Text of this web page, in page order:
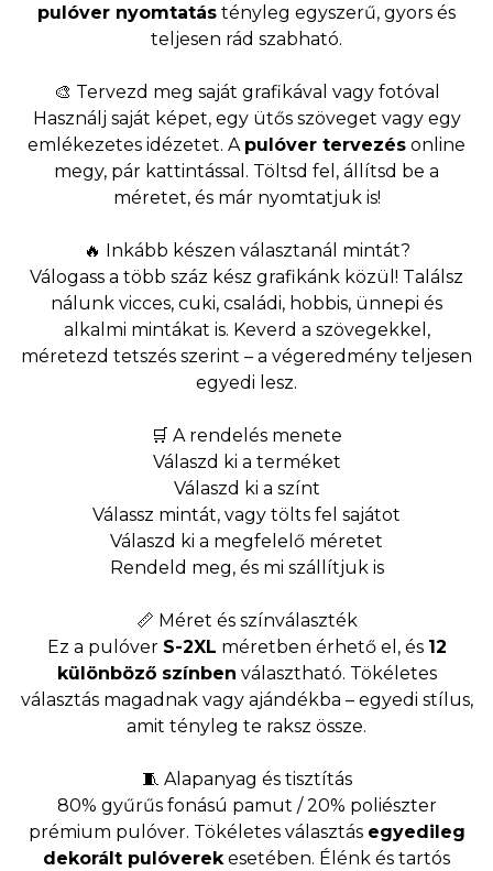
pulóver nyomtatás tényleg egyszerű, gyors és
teljesen rád szabható.
🎨 Tervezd meg saját grafikával vagy fotóval
Használj saját képet, egy ütős szöveget vagy egy
emlékezetes idézetet. A pulóver tervezés online
megy, pár kattintással. Töltsd fel, állítsd be a
méretet, és már nyomtatjuk is!
🔥 Inkább készen választanál mintát?
Válogass a több száz kész grafikánk közül! Találsz
nálunk vicces, cuki, családi, hobbis, ünnepi és
alkalmi mintákat is. Keverd a szövegekkel,
méretezd tetszés szerint – a végeredmény teljesen
egyedi lesz.
🛒 A rendelés menete
Válaszd ki a terméket
Válaszd ki a színt
Válassz mintát, vagy tölts fel sajátot
Válaszd ki a megfelelő méretet
Rendeld meg, és mi szállítjuk is
📏 Méret és színválaszték
Ez a pulóver S-2XL méretben érhető el, és 12
különböző színben választható. Tökéletes
választás magadnak vagy ajándékba – egyedi stílus,
amit tényleg te raksz össze.
🧵 Alapanyag és tisztítás
80% gyűrűs fonású pamut / 20% poliészter
prémium pulóver. Tökéletes választás egyedileg
dekorált pulóverekesetében. Élénk és tartós